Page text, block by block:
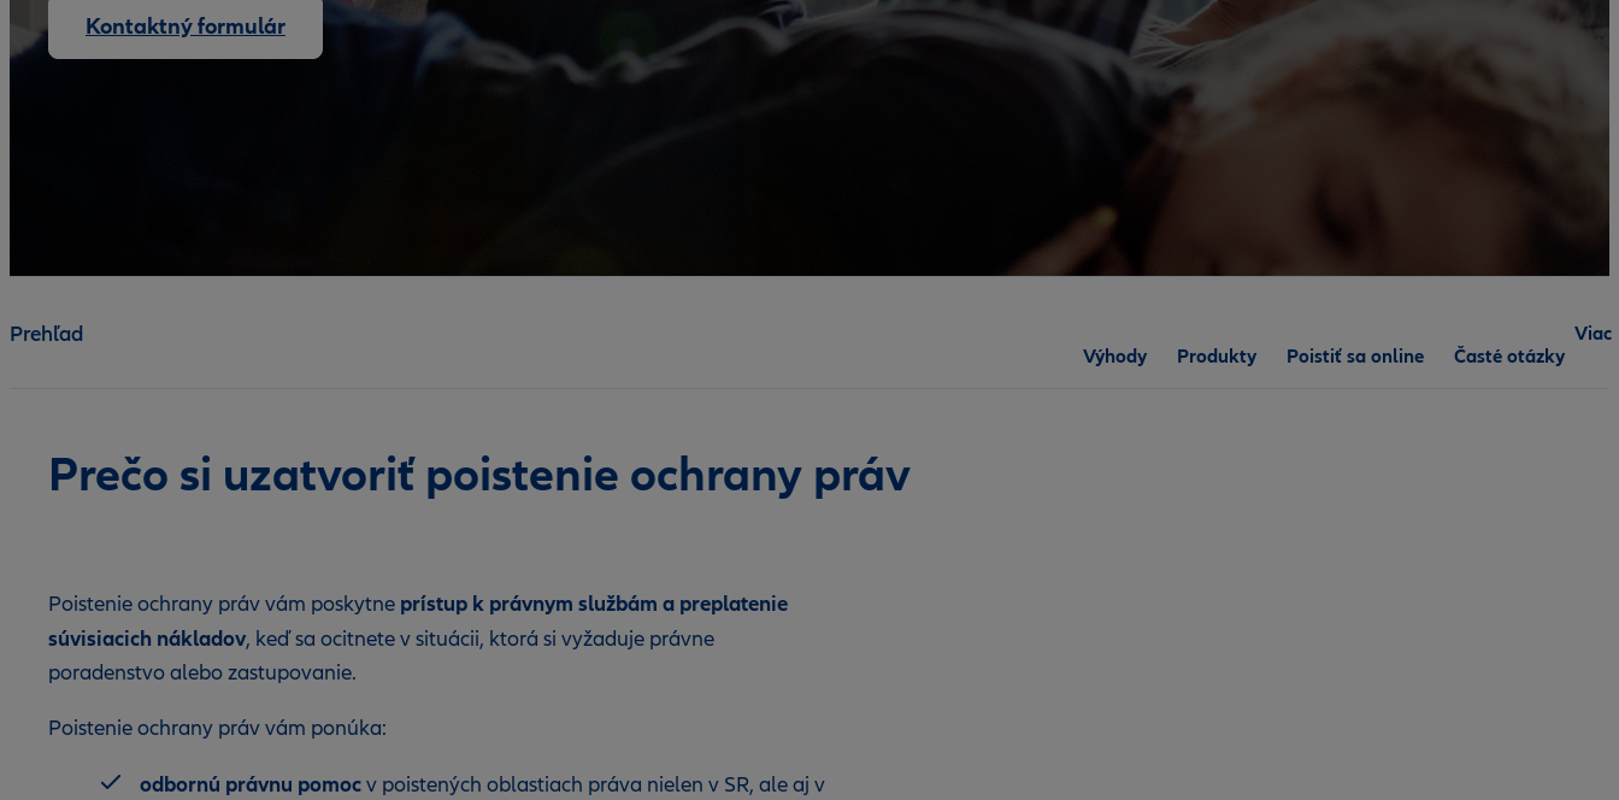
Kontaktný formulár
Prehľad
Výhody Produkty Poistiť sa online Časté otázky
Viac
Prečo si uzatvoriť poistenie ochrany práv
Poistenie ochrany práv vám poskytne prístup k právnym službám a preplatenie
súvisiacich nákladov, keď sa ocitnete v situácii, ktorá si vyžaduje právne
poradenstvo alebo zastupovanie.
Poistenie ochrany práv vám ponúka:
odbornú právnu pomocv poistených oblastiach práva nielen v SR, ale aj v